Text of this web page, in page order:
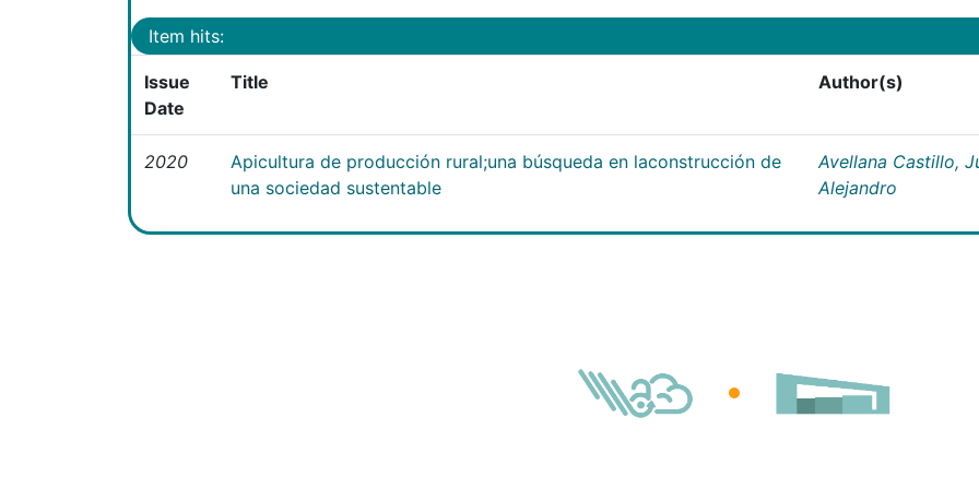
Item hits:
Issue
Date
Title Author(s)
2020
Apicultura de producción rural;una búsqueda en laconstrucción de
una sociedad sustentable
Avellana Castillo,
Alejandro